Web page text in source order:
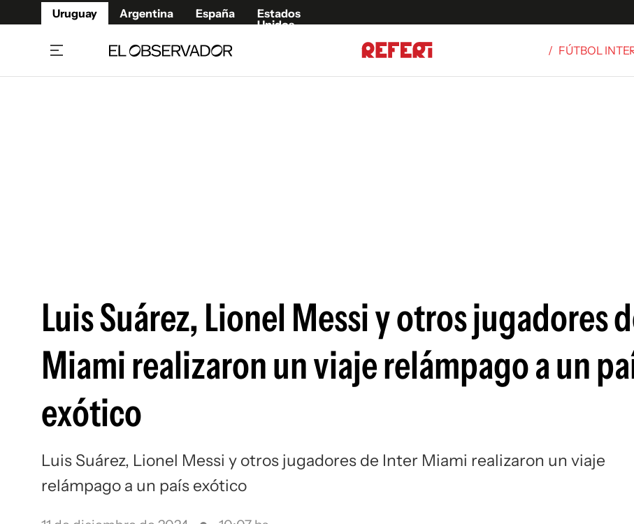
Uruguay Argentina España
Estados
Unidos
/ FÚTBOL
Luis Suárez, Lionel Messi y otros jugadores
Miami realizaron un viaje relámpago a un
exótico
Luis Suárez, Lionel Messi y otros jugadores de Inter Miami realizaron un viaje
relámpago a un país exótico